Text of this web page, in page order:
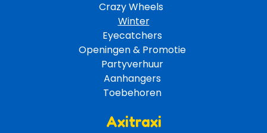
Crazy Wheels
Winter
Eyecatchers
Openingen & Promotie
Partyverhuur
Aanhangers
Toebehoren
Axitraxi